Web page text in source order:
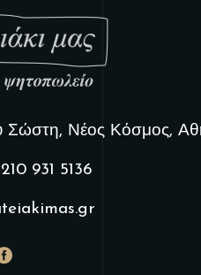
Σώστη, Νέος Κόσμος,
931 5136